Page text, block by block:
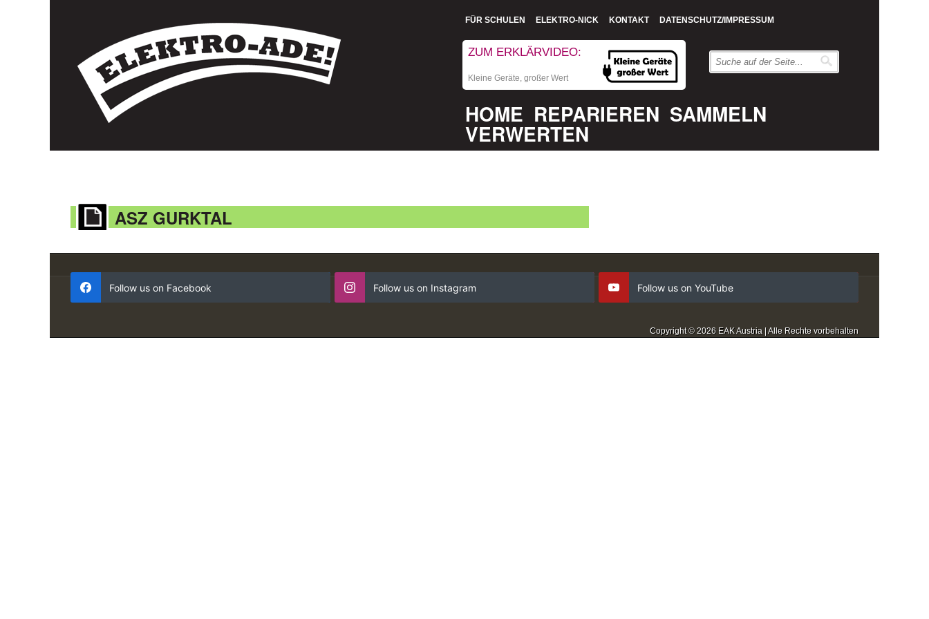
FÜR SCHULEN ELEKTRO-NICK KONTAKT DATENSCHUTZ/IMPRESSUM
ZUM ERKLÄRVIDEO:
Kleine Geräte, großer Wert
HOME REPARIEREN SAMMELN
VERWERTEN
ASZ GURKTAL
Follow us on Facebook Follow us on Instagram Follow us on YouTube
Copyright © 2026 EAK Austria | Alle Rechte vorbehalten